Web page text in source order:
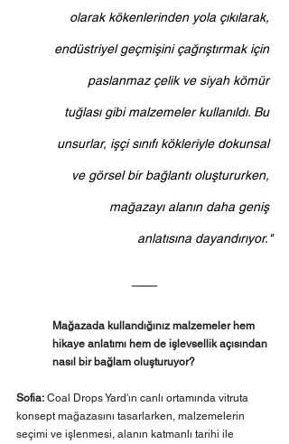
olarak kökenlerinden yola çıkılarak,
endüstriyel geçmişini çağrıştırmak için
paslanmaz çelik ve siyah kömür
tuğlası gibi malzemeler kullanıldı. Bu
unsurlar, işçi sınıfı kökleriyle dokunsal
ve görsel bir bağlantı oluştururken,
mağazayı alanın daha geniş
anlatısına dayandırıyor."
Mağazada kullandığınız malzemeler hem
hikaye anlatımı hem de işlevsellik açısından
nasıl bir bağlam oluşturuyor?
Sofia: Coal Drops Yard'ın canlı ortamında vitruta
konsept mağazasını tasarlarken, malzemelerin
seçimi ve işlenmesi, alanın katmanlı tarihi ile